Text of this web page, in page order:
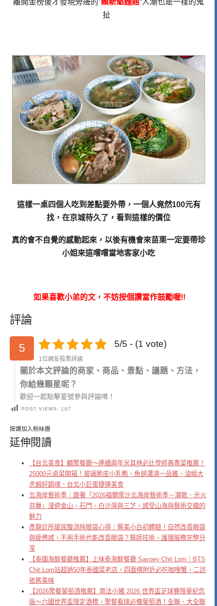
離開金榜後才發現旁邊的”賴新魁麵館“人潮也是一樣的鬼
扯
這樣一桌四個人吃到差點要外帶，一個人竟然100元有
找，在京城待久了，看到這樣的價位
真的會不自覺的感動起來，以後有機會來苗栗一定要帶珍
小姐來這嚐嚐當地客家小吃
如果喜歡小弟的文，不妨按個讚當作鼓勵喔!!
評論
5 5/5 - (1 vote)
1位網友投票評論
關於本文評論的商家、商品、景點、議題、方法，
你給幾顆星呢？
歡迎一起點擊星號參與評論唷！
POST VIEWS: 197
按讚加入粉絲團
延伸閱讀
【台北美食】麟聚餐廳～連續兩年米其林必比登經典粵菜推薦！
25000元桌菜開箱！玻璃脆皮小乳鴨、魚翅濃湯一品雞、油焗大
虎蝦好銷魂、台北小巨蛋捷運美食
北海岸藝術季｜跟著「2026福爾摩沙北海岸藝術季－潮歌．光火
共舞」漫遊金山、石門、白沙灣與三芝，感受山海與藝術交織的
魅力
彥靚診所玻尿酸消除眼袋心得｜醫美小白初體驗！自然改善眼袋
與疲憊感，不用手術也能改善眼袋？醫師技術、護理服務完整分
享
【泰國海鮮餐廳推薦】上味泰海鮮餐廳 Savoey Chit Lom｜BTS
Chit Lom站超過50年泰國菜老店，四面佛附近必吃咖哩蟹，二訪
依舊美味
【2026聚餐葡萄酒推薦】南法小豬 2026 世界盃足球賽限量紀念
版～六國世界盃限定酒標，聚餐看球必備葡萄酒！全聯、大全聯